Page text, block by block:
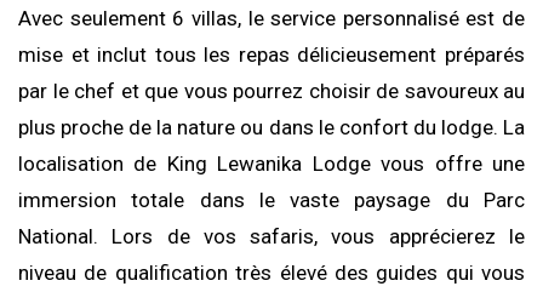
Avec seulement 6 villas, le service personnalisé est de
mise et inclut tous les repas délicieusement préparés
par le chef et que vous pourrez choisir de savoureux au
plus proche de la nature ou dans le confort du lodge. La
localisation de King Lewanika Lodge vous offre une
immersion totale dans le vaste paysage du Parc
National. Lors de vos safaris, vous apprécierez le
niveau de qualification très élevé des guides qui vous